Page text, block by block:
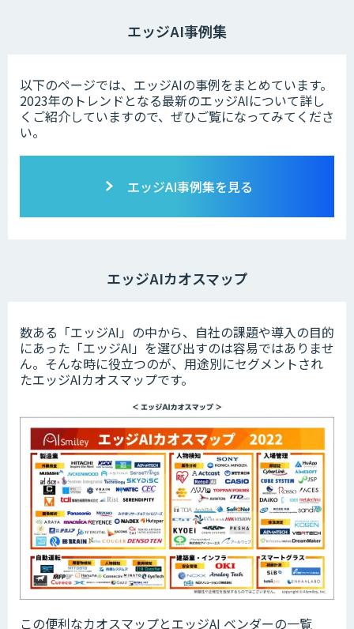
エッジAI事例集
以下のページでは、エッジAIの事例をまとめています。
2023年のトレンドとなる最新のエッジAIについて詳し
くご紹介していますので、ぜひご覧になってみてくださ
い。
エッジAI事例集を見る
エッジAIカオスマップ
数ある「エッジAI」の中から、自社の課題や導入の目的
にあった「エッジAI」を選び出すのは容易ではありませ
ん。そんな時に役立つのが、用途別にセグメントされ
たエッジAIカオスマップです。
この便利なカオスマップとエッジAI ベンダーの一覧